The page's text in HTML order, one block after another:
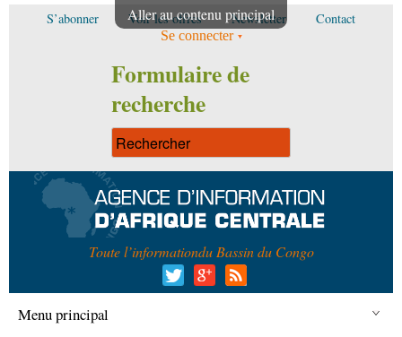
Aller au contenu principal
S’abonner Voir les offres Newsletter Contact
Se connecter
Formulaire de
recherche
Toute l’informationdu Bassin du Congo
Menu principal